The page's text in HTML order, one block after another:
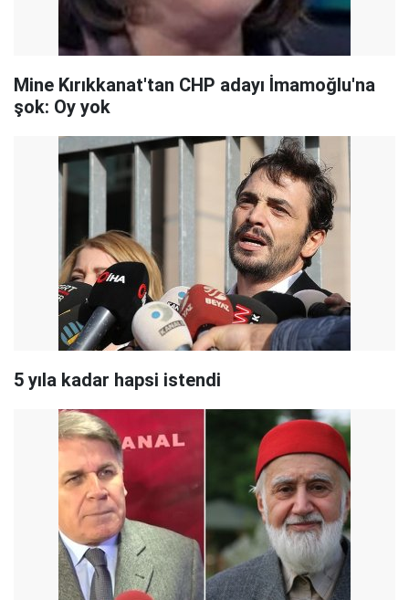
Mine Kırıkkanat'tan CHP adayı İmamoğlu'na
şok: Oy yok
5 yıla kadar hapsi istendi